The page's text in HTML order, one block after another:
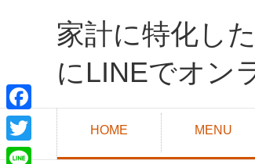
家計に特化し
にLINEでオン
HOME MENU
F
a
T